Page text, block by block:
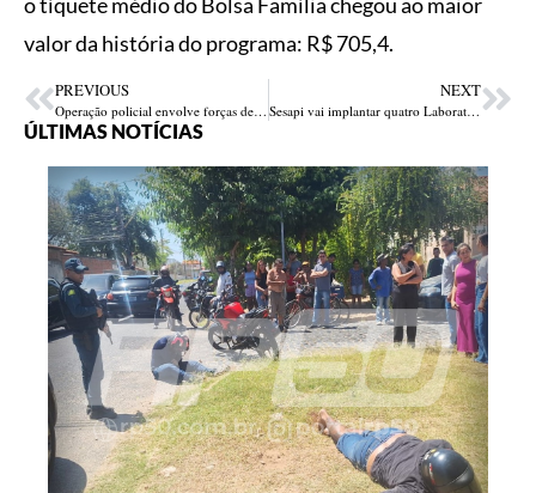
valor da história do programa: R$ 705,4.
PREVIOUS
Operação policial envolve forças de dois estados e apreende quase meio milhão em drogas
NEXT
Sesapi vai implantar quatro Laboratórios Centrais em cidades do Piauí e descentralizar serviços
ÚLTIMAS NOTÍCIAS